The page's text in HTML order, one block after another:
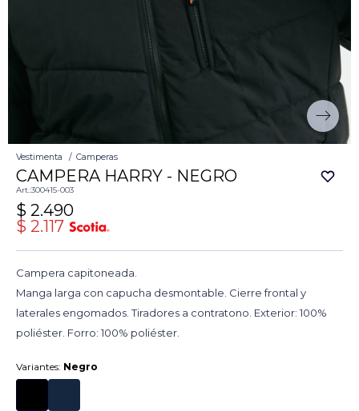
Vestimenta Camperas
CAMPERA HARRY - NEGRO
300415-003
$ 2.490
$ 2.117
Campera capitoneada.
Manga larga con capucha desmontable. Cierre frontal y
laterales engomados. Tiradores a contratono. Exterior: 100%
poliéster. Forro: 100% poliéster.
Variantes: Negro